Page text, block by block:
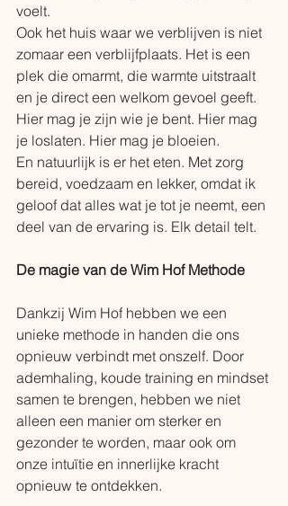
voelt.
Ook het huis waar we verblijven is niet
zomaar een verblijfplaats. Het is een
plek die omarmt, die warmte uitstraalt
en je direct een welkom gevoel geeft.
Hier mag je zijn wie je bent. Hier mag
je loslaten. Hier mag je bloeien.
En natuurlijk is er het eten. Met zorg
bereid, voedzaam en lekker, omdat ik
geloof dat alles wat je tot je neemt, een
deel van de ervaring is. Elk detail telt.
De magie van de Wim Hof Methode
Dankzij Wim Hof hebben we een
unieke methode in handen die ons
opnieuw verbindt met onszelf. Door
ademhaling, koude training en mindset
samen te brengen, hebben we niet
alleen een manier om sterker en
gezonder te worden, maar ook om
onze intuïtie en innerlijke kracht
opnieuw te ontdekken.